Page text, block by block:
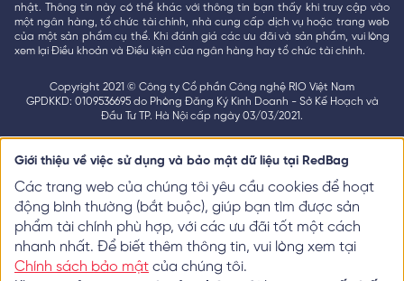
nhật. Thông tin này có thể khác với thông tin bạn thấy khi truy cập vào
một ngân hàng, tổ chức tài chính, nhà cung cấp dịch vụ hoặc trang web
của một sản phẩm cụ thể. Khi đánh giá các ưu đãi và sản phẩm, vui lòng
xem lại Điều khoản và Điều kiện của ngân hàng hay tổ chức tài chính.
Copyright 2021 © Công ty Cổ phần Công nghệ RIO Việt Nam
GPDKKD: 0109536695 do Phòng Đăng Ký Kinh Doanh - Sở Kế Hoạch và
Đầu Tư TP. Hà Nội cấp ngày 03/03/2021.
Giới thiệu về việc sử dụng và bảo mật dữ liệu tại RedBag
Các trang web của chúng tôi yêu cầu cookies để hoạt
động bình thường (bắt buộc), giúp bạn tìm được sản
phẩm tài chính phù hợp, với các ưu đãi tốt một cách
nhanh nhất. Để biết thêm thông tin, vui lòng xem tại
Chính sách bảo mật của chúng tôi.